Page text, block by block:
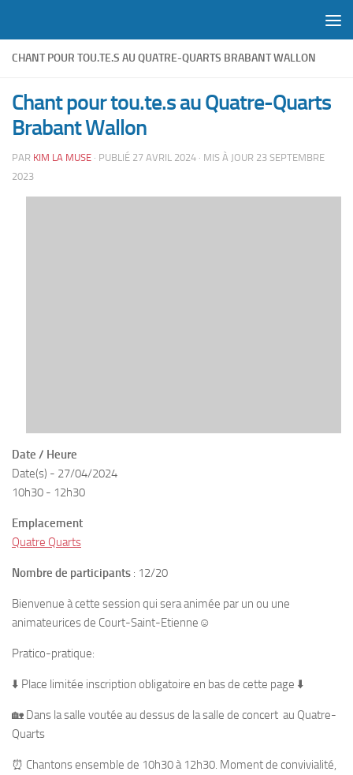
CHANT POUR TOU.TE.S AU QUATRE-QUARTS BRABANT WALLON
Chant pour tou.te.s au Quatre-Quarts
Brabant Wallon
PAR KIM LA MUSE · PUBLIÉ 27 AVRIL 2024 · MIS À JOUR 23 SEPTEMBRE
2023
Date / Heure
Date(s) - 27/04/2024
10h30 - 12h30
Emplacement
Quatre Quarts
Nombre de participants : 12/20
Bienvenue à cette session qui sera animée par un ou une
animateurices de Court-Saint-Etienne☺️
Pratico-pratique:
⬇️ Place limitée inscription obligatoire en bas de cette page ⬇️
🏡 Dans la salle voutée au dessus de la salle de concert au Quatre-
Quarts
⏰ Chantons ensemble de 10h30 à 12h30. Moment de convivialité,